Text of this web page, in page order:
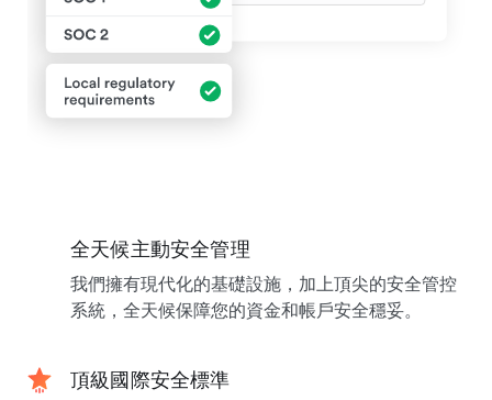
全天候主動安全管理
我們擁有現代化的基礎設施，加上頂尖的安全管控
系統，全天候保障您的資金和帳戶安全穩妥。
頂級國際安全標準